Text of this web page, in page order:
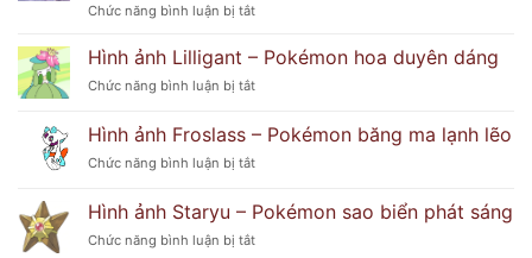
đoán
Pokémon
cẩu
nghịch
Chức năng bình luận bị tắtở
ảnh
Delphox
–
phù
lửa
bí
Hình ảnh Lilligant – Pokémon hoa duyên dáng
Chức năng bình luận bị tắtở
ảnh
Lilligant
–
hoa
dáng
Hình ảnh Froslass – Pokémon băng ma lạnh lẽo
Chức năng bình luận bị tắtở
ảnh
Froslass
–
Hình ảnh Staryu – Pokémon sao biển phát sáng
Chức năng bình luận bị tắtở